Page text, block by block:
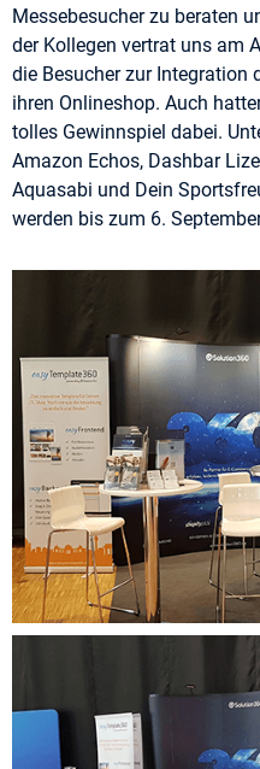
Messebesucher zu beraten
der Kollegen vertrat uns am
die Besucher zur Integration
ihren Onlineshop. Auch
tolles Gewinnspiel dabei.
Amazon Echos, Dashbar
Aquasabi und Dein
werden bis zum 6.